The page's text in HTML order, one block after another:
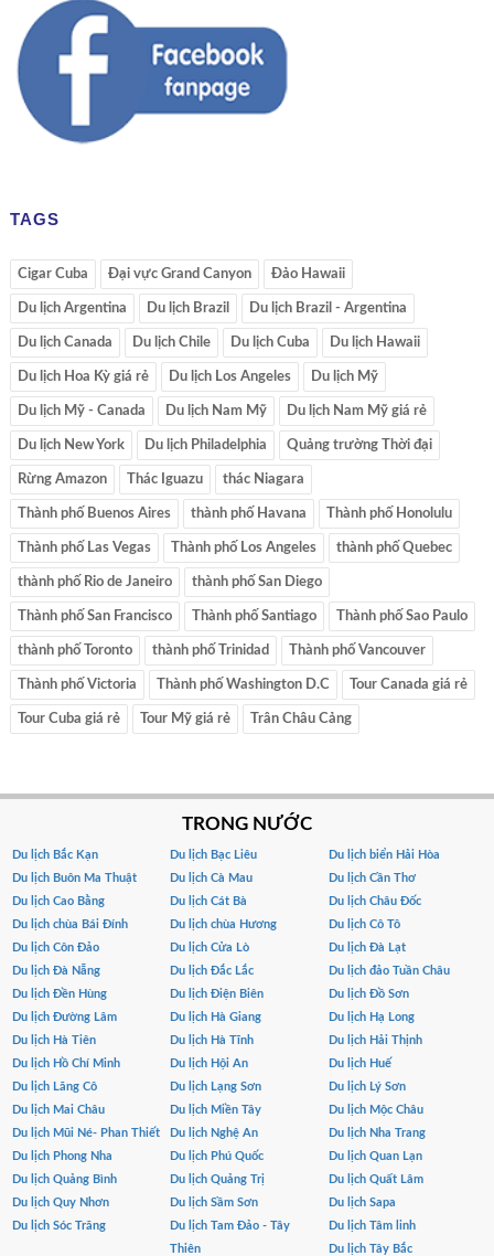
TAGS
Cigar Cuba Đại vực Grand Canyon Đảo Hawaii
Du lịch Argentina Du lịch Brazil Du lịch Brazil - Argentina
Du lịch Canada Du lịch Chile Du lịch Cuba Du lịch Hawaii
Du lịch Hoa Kỳ giá rẻ Du lịch Los Angeles Du lịch Mỹ
Du lịch Mỹ - Canada Du lịch Nam Mỹ Du lịch Nam Mỹ giá rẻ
Du lịch New York Du lịch Philadelphia Quảng trường Thời đại
Rừng Amazon Thác Iguazu thác Niagara
Thành phố Buenos Aires thành phố Havana Thành phố Honolulu
Thành phố Las Vegas Thành phố Los Angeles thành phố Quebec
thành phố Rio de Janeiro thành phố San Diego
Thành phố San Francisco Thành phố Santiago Thành phố Sao Paulo
thành phố Toronto thành phố Trinidad Thành phố Vancouver
Thành phố Victoria Thành phố Washington D.C Tour Canada giá rẻ
Tour Cuba giá rẻ Tour Mỹ giá rẻ Trân Châu Cảng
TRONG NƯỚC
Du lịch Bắc Kạn Du lịch Bạc Liêu
Du lịch biển Hải Hòa
Du lịch Buôn Ma Thuật
Du lịch Cà Mau
Du lịch Cần Thơ
Du lịch Cao Bằng
Du lịch Cát Bà
Du lịch Châu Đốc
Du lịch chùa Bái Đính
Du lịch chùa Hương
Du lịch Cô Tô
Du lịch Côn Đảo
Du lịch Cửa Lò
Du lịch Đà Lạt
Du lịch Đà Nẵng
Du lịch Đắc Lắc
Du lịch đảo Tuần Châu
Du lịch Đền Hùng
Du lịch Điện Biên
Du lịch Đồ Sơn
Du lịch Đường Lâm
Du lịch Hà Giang
Du lịch Hạ Long
Du lịch Hà Tiên
Du lịch Hà Tĩnh
Du lịch Hải Thịnh
Du lịch Hồ Chí Minh
Du lịch Hội An
Du lịch Huế
Du lịch Lăng Cô
Du lịch Lạng Sơn
Du lịch Lý Sơn
Du lịch Mai Châu
Du lịch Miền Tây
Du lịch Mộc Châu
Du lịch Mũi Né- Phan Thiết
Du lịch Nghệ An
Du lịch Nha Trang
Du lịch Phong Nha
Du lịch Phú Quốc
Du lịch Quan Lạn
Du lịch Quảng Bình
Du lịch Quảng Trị
Du lịch Quất Lâm
Du lịch Quy Nhơn
Du lịch Sầm Sơn
Du lịch Sapa
Du lịch Sóc Trăng
Du lịch Tam Đảo - Tây
Thiên
Du lịch Tâm linh
Du lịch Tây Bắc